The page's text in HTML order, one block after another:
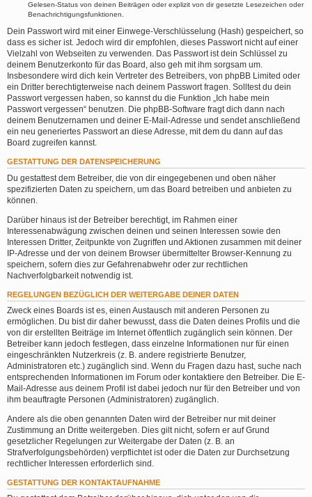
Gelesen-Status von deinen Beiträgen oder explizit von dir gesetzte Lesezeichen oder
Benachrichtigungsfunktionen.
Dein Passwort wird mit einer Einwege-Verschlüsselung (Hash) gespeichert, so
dass es sicher ist. Jedoch wird dir empfohlen, dieses Passwort nicht auf einer
Vielzahl von Webseiten zu verwenden. Das Passwort ist dein Schlüssel zu
deinem Benutzerkonto für das Board, also geh mit ihm sorgsam um.
Insbesondere wird dich kein Vertreter des Betreibers, von phpBB Limited oder
ein Dritter berechtigterweise nach deinem Passwort fragen. Solltest du dein
Passwort vergessen haben, so kannst du die Funktion „Ich habe mein
Passwort vergessen“ benutzen. Die phpBB-Software fragt dich dann nach
deinem Benutzernamen und deiner E-Mail-Adresse und sendet anschließend
ein neu generiertes Passwort an diese Adresse, mit dem du dann auf das
Board zugreifen kannst.
GESTATTUNG DER DATENSPEICHERUNG
Du gestattest dem Betreiber, die von dir eingegebenen und oben näher
spezifizierten Daten zu speichern, um das Board betreiben und anbieten zu
können.
Darüber hinaus ist der Betreiber berechtigt, im Rahmen einer
Interessenabwägung zwischen deinen und seinen Interessen sowie den
Interessen Dritter, Zeitpunkte von Zugriffen und Aktionen zusammen mit deiner
IP-Adresse und der von deinem Browser übermittelter Browser-Kennung zu
speichern, sofern dies zur Gefahrenabwehr oder zur rechtlichen
Nachverfolgbarkeit notwendig ist.
REGELUNGEN BEZÜGLICH DER WEITERGABE DEINER DATEN
Zweck eines Boards ist es, einen Austausch mit anderen Personen zu
ermöglichen. Du bist dir daher bewusst, dass die Daten deines Profils und die
von dir erstellten Beiträge im Internet öffentlich zugänglich sein können. Der
Betreiber kann jedoch festlegen, dass einzelne Informationen nur für einen
eingeschränkten Nutzerkreis (z. B. andere registrierte Benutzer,
Administratoren etc.) zugänglich sind. Wenn du Fragen dazu hast, suche nach
entsprechenden Informationen im Forum oder kontaktiere den Betreiber. Die E-
Mail-Adresse aus deinem Profil ist dabei jedoch nur für den Betreiber und von
ihm beauftragte Personen (Administratoren) zugänglich.
Andere als die oben genannten Daten wird der Betreiber nur mit deiner
Zustimmung an Dritte weitergeben. Dies gilt nicht, sofern er auf Grund
gesetzlicher Regelungen zur Weitergabe der Daten (z. B. an
Strafverfolgungsbehörden) verpflichtet ist oder die Daten zur Durchsetzung
rechtlicher Interessen erforderlich sind.
GESTATTUNG DER KONTAKTAUFNAHME